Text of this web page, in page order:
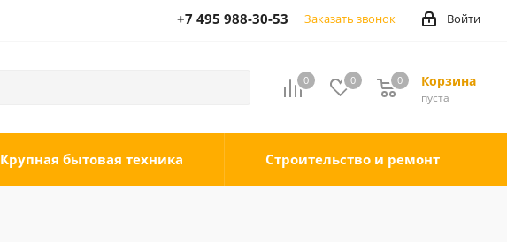
Войти
+7 495 988-30-53 Заказать звонок
0 0 Корзина
0
пуста
0
Крупная бытовая техника Строительство и ремонт